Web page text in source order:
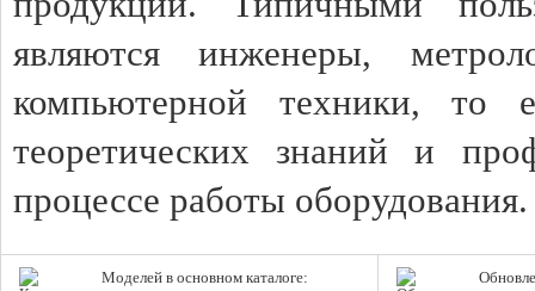
являются инженеры,
компьютерной техники, то
теоретических знаний и
процессе работы
Моделей в основном каталоге: